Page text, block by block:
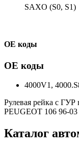
SAXO (S0, S1)
ОЕ коды
ОЕ коды
4000V1,
Рулевая рейка с
PEUGEOT 106 96-
Каталог